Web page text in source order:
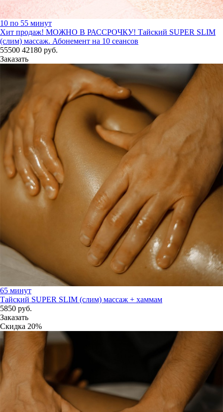
10 по 55 минут
Хит продаж! МОЖНО В РАССРОЧКУ! Тайский SUPER SLIM
(слим) массаж. Абонемент на 10 сеансов
55500 42180 руб.
Заказать
65 минут
Тайский SUPER SLIM (слим) массаж + хаммам
5850 руб.
Заказать
Скидка 20%